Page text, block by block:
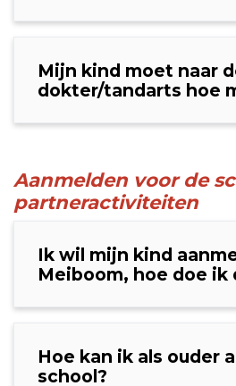
Mijn kind moet naar
dokter/tandarts hoe
Aanmelden voor de
partneractiviteiten
Ik wil mijn kind
Meiboom, hoe doe ik
Hoe kan ik als ouder
school?